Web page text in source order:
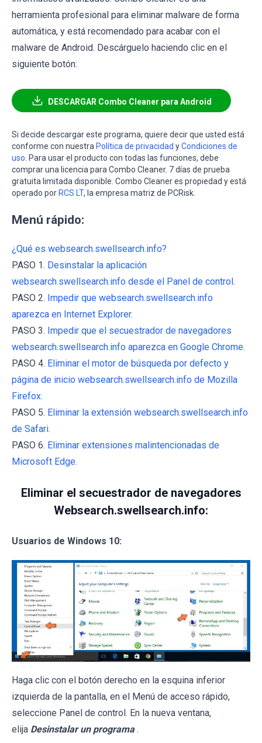
herramienta profesional para eliminar malware de forma
automática, y está recomendado para acabar con el
malware de Android. Descárguelo haciendo clic en el
siguiente botón:
DESCARGAR Combo Cleaner para Android
Si decide descargar este programa, quiere decir que usted está
conforme con nuestra Política de privacidad yCondiciones de
uso . Para usar el producto con todas las funciones, debe
comprar una licencia para Combo Cleaner. 7 días de prueba
gratuita limitada disponible. Combo Cleaner es propiedad y está
operado por RCS LT, la empresa matriz de PCRisk.
Menú rápido:
¿Qué es websearch.swellsearch.info?
PASO 1. Desinstalar la aplicación
websearch.swellsearch.info desde el Panel de control.
PASO 2. Impedir que websearch.swellsearch.info
aparezca en Internet Explorer.
PASO 3. Impedir que el secuestrador de navegadores
websearch.swellsearch.info aparezca en Google Chrome.
PASO 4. Eliminar el motor de búsqueda por defecto y
página de inicio websearch.swellsearch.info de Mozilla
Firefox.
PASO 5. Eliminar la extensión websearch.swellsearch.info
de Safari.
PASO 6. Eliminar extensiones malintencionadas de
Microsoft Edge.
Eliminar el secuestrador de navegadores
Websearch.swellsearch.info:
Usuarios de Windows 10:
Haga clic con el botón derecho en la esquina inferior
izquierda de la pantalla, en el Menú de acceso rápido,
seleccione Panel de control. En la nueva ventana,
elija Desinstalar un programa .